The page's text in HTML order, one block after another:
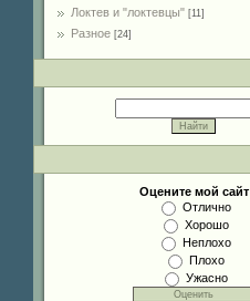
Локтев и "локтевцы" [11]
Разное [24]
Оцените мой сайт
Отлично
Хорошо
Неплохо
Плохо
Ужасно